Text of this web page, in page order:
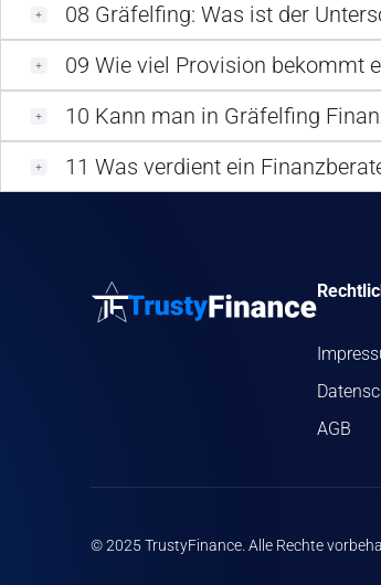
08 Gräfelfing: Was ist der
09 Wie viel Provision bekommt
10 Kann man in Gräfelfing
11 Was verdient ein
AGB
© 2025 TrustyFinance. Alle Rechte